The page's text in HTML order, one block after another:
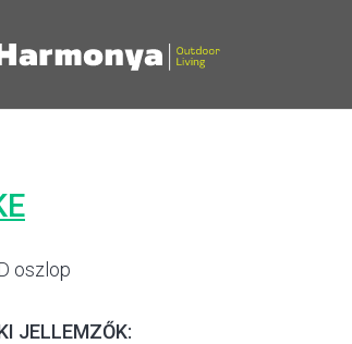
oszlop
JELLEMZŐK: